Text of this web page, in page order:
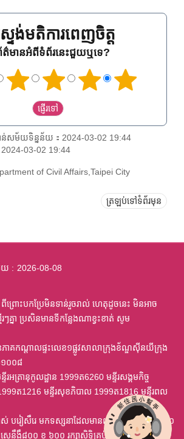
ស្ទង់មតិការពេញចិត្ត
ត៌មានអំពីទំព័រនេះជួយឬទេ?
ាន់សម័យទិន្នន័យ：2024-03-02 19:44
2024-03-02 19:44
of Civil Affairs,Taipei City
ត្រឡប់ទៅទំព័រមុន
យ
2026-08-08
ព្រោះបកប្រែមិនទាន់រួចរាល់ ហេតុដូចនេះ មិនអាច
រៗគ្នា ប្រសិនមានទីកន្លែងណាខ្វះខាត់ សូម
ាគកណ្តាលផ្ទះលេខ១ផ្លូវសាលាក្រុងខ័ណ្ឌស៊ីនយីក្រុង
០០៨
រអត្រានុកូលដ្ឋាន 1999ត6260 មន្ទីរសង្គមកិច្ច
ត1216 មន្ទីរសុខភិបាល 1999ត1816 មន្ទីរពល
បរៀសឹរេ មកទស្សនាដែលមានពុម្ព ឈុតឦលើស ៤,០
េនឹងឹ៨០០ ខ ៦០០ រក្សាសិទ្ធិគ្រប់យ៉ាង